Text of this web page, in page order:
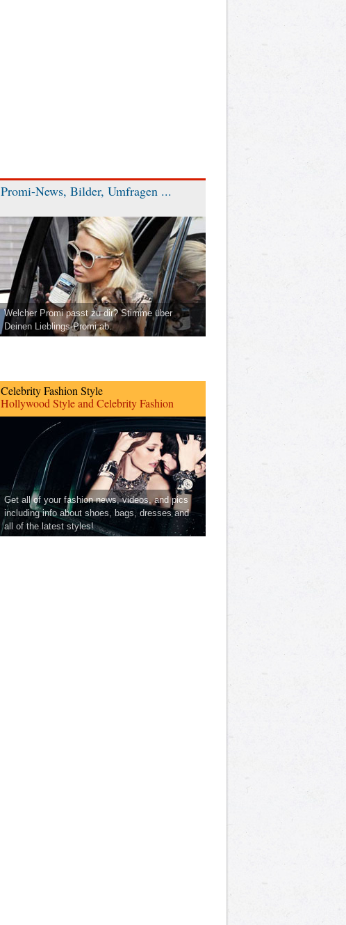
Promi-News, Bilder, Umfragen ...
Welcher Promi passt zu dir? Stimme über
Deinen Lieblings-Promi ab.
Celebrity Fashion Style
Hollywood Style and Celebrity Fashion
Get all of your fashion news, videos, and pics
including info about shoes, bags, dresses and
all of the latest styles!